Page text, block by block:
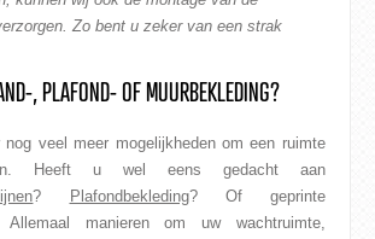
Zo bent u zeker van een strak
, PLAFOND- OF MUURBEKLEDING?
nog veel meer mogelijkheden om een ruimte
Heeft u wel eens gedacht aan
? Plafondbekleding? Of geprinte
manieren om uw wachtruimte,